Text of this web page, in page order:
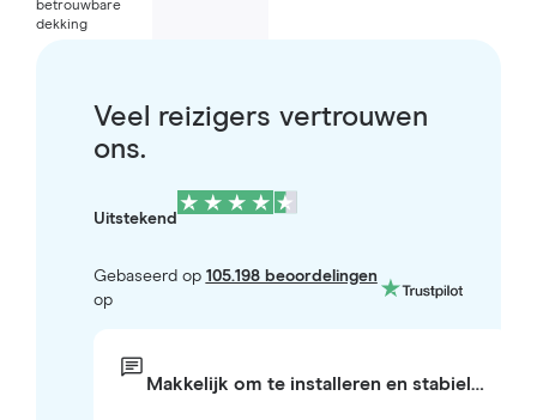
betrouwbare
dekking
Veel reizigers vertrouwen
ons.
Uitstekend
Gebaseerd op 105.198 beoordelingen
op
Makkelijk om te installeren en stabiel…